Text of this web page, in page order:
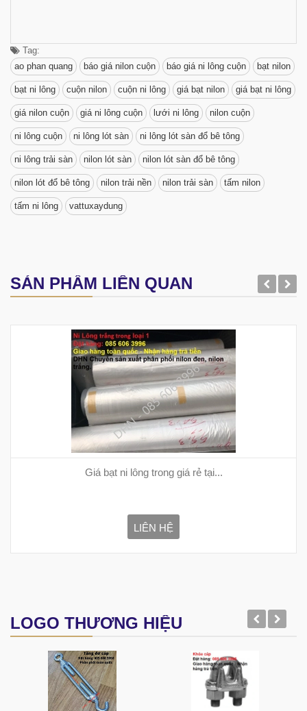
Tag:
ao phan quang
báo giá nilon cuộn báo giá ni lông cuộn bạt nilon
bạt ni lông cuộn nilon cuộn ni lông giá bạt nilon giá bạt ni lông
giá nilon cuộn giá ni lông cuộn lưới ni lông nilon cuộn
ni lông cuộn ni lông lót sàn ni lông lót sàn đổ bê tông
ni lông trải sàn nilon lót sàn nilon lót sàn đổ bê tông
nilon lót đổ bê tông nilon trải nền nilon trải sàn tấm nilon
tấm ni lông vattuxaydung
SẢN PHẨM LIÊN QUAN
Giá bạt ni lông trong giá rẻ tại...
LIÊN HỆ
LOGO THƯƠNG HIỆU